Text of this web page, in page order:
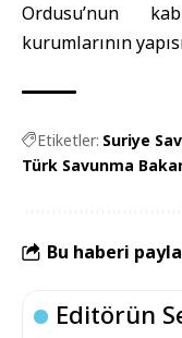
Ordusu’nun
kurumlarının
Etiketler: Suriye
Türk Savunma
Bu haberi
Editörün